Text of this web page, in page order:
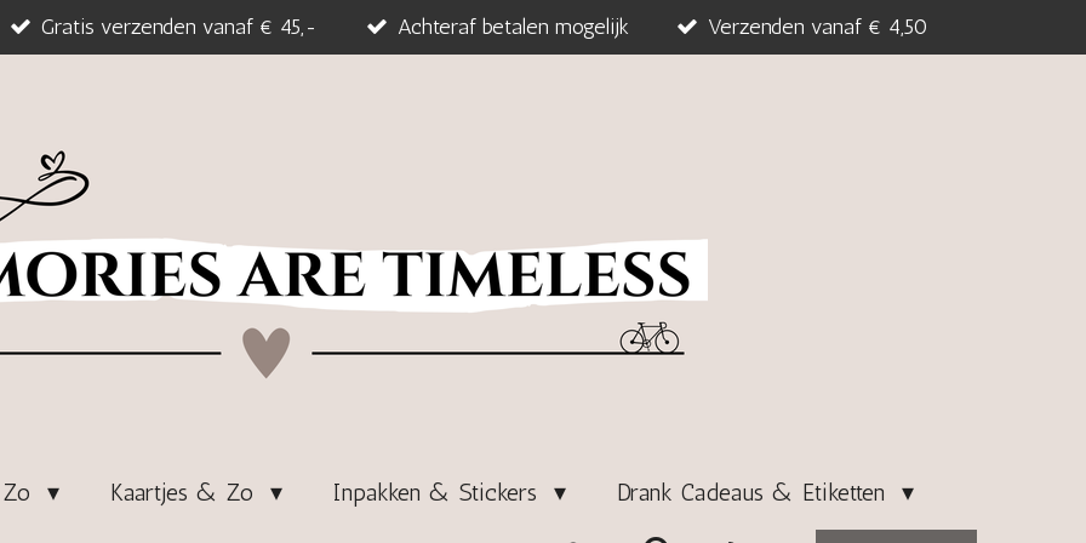
Gratis verzenden vanaf € 45,- Achteraf betalen mogelijk Verzenden vanaf € 4,50
Kaartjes & Zo Inpakken & Stickers Drank Cadeaus & Etiketten